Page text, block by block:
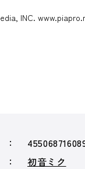
INC.
初音ミク